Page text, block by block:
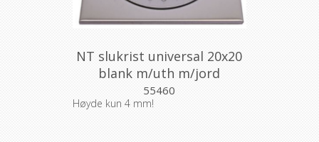
NT slukrist universal 20x20
blank m/uth m/jord
55460
Høyde kun 4 mm!